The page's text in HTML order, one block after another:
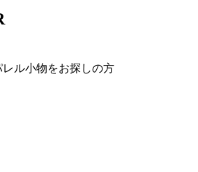
ル小物をお探しの方